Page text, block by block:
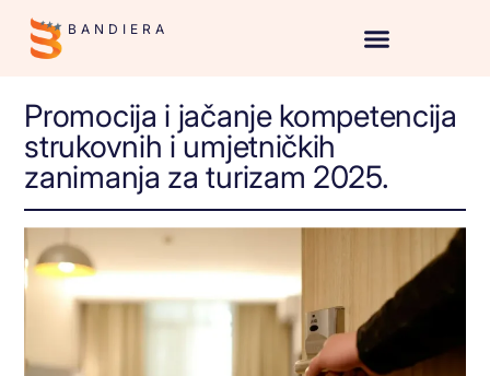
BANDIERA
Promocija i jačanje kompetencija
strukovnih i umjetničkih
zanimanja za turizam 2025.